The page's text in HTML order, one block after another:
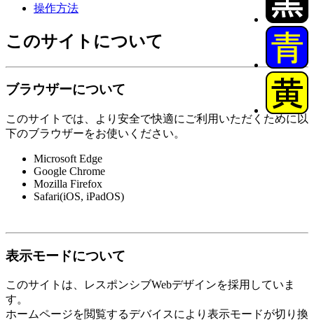
操作方法
このサイトについて
ブラウザーについて
このサイトでは、より安全で快適にご利用いただくために以
下のブラウザーをお使いください。
Microsoft Edge
Google Chrome
Mozilla Firefox
Safari(iOS, iPadOS)
表示モードについて
このサイトは、レスポンシブWebデザインを採用していま
す。
ホームページを閲覧するデバイスにより表示モードが切り換